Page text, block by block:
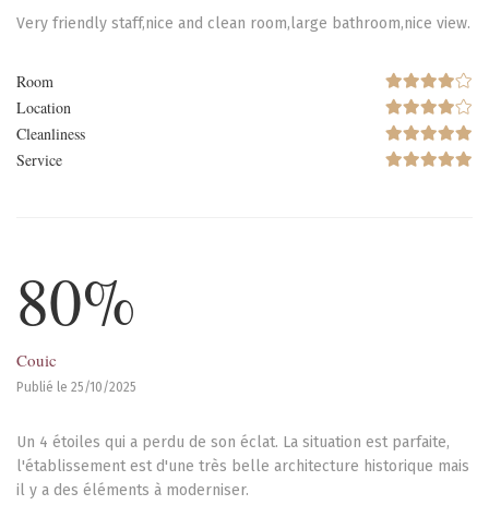
Very friendly staff,nice and clean room,large bathroom,nice view.
Room
Location
Cleanliness
Service
80%
Couic
Publié le 25/10/2025
Un 4 étoiles qui a perdu de son éclat. La situation est parfaite,
l'établissement est d'une très belle architecture historique mais
il y a des éléments à moderniser.